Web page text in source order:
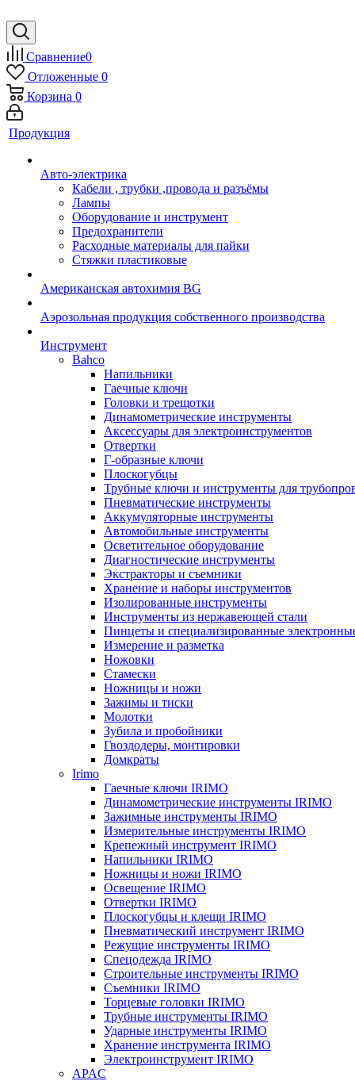
Сравнение0
Отложенные 0
Корзина 0
Продукция
Авто-электрика
Кабели , трубки ,провода и разъёмы
Лампы
Оборудование и инструмент
Предохранители
Расходные материалы для пайки
Стяжки пластиковые
Американская автохимия BG
Аэрозольная продукция собственного производства
Инструмент
Bahco
Напильники
Гаечные ключи
Головки и трещотки
Динамометрические инструменты
Аксессуары для электроинструментов
Отвертки
Г-образные ключи
Плоскогубцы
Трубные ключи и инструменты для
Пневматические инструменты
Аккумуляторные инструменты
Автомобильные инструменты
Осветительное оборудование
Диагностические инструменты
Экстракторы и съемники
Хранение и наборы инструментов
Изолированные инструменты
Инструменты из нержавеющей стали
Пинцеты и специализированные
Измерение и разметка
Ножовки
Стамески
Ножницы и ножи
Зажимы и тиски
Молотки
Зубила и пробойники
Гвоздодеры, монтировки
Домкраты
Irimo
Гаечные ключи IRIMO
Динамометрические инструменты IRIMO
Зажимные инструменты IRIMO
Измерительные инструменты IRIMO
Крепежный инструмент IRIMO
Напильники IRIMO
Ножницы и ножи IRIMO
Освещение IRIMO
Отвертки IRIMO
Плоскогубцы и клещи IRIMO
Пневматический инструмент IRIMO
Режущие инструменты IRIMO
Спецодежда IRIMO
Строительные инструменты IRIMO
Съемники IRIMO
Торцевые головки IRIMO
Трубные инструменты IRIMO
Ударные инструменты IRIMO
Хранение инструмента IRIMO
Электроинструмент IRIMO
APAC